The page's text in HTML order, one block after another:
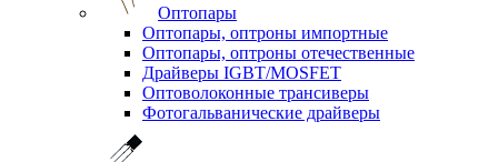
Оптопары
Оптопары, оптроны импортные
Оптопары, оптроны отечественные
Драйверы IGBT/MOSFET
Оптоволоконные трансиверы
Фотогальванические драйверы